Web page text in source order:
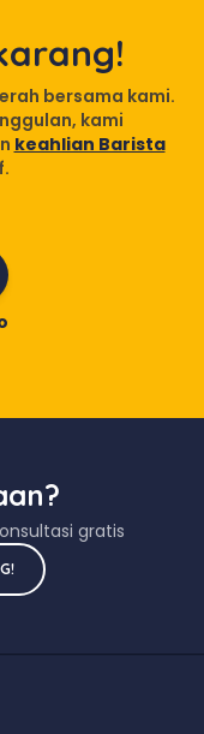
bersama kami.
kami
keahlian Barista
gratis